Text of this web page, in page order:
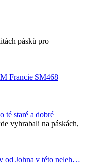
pásků pro
Francie SM468
té staré a dobré
vyhrabali na páskách,
od Johna v této neleh…